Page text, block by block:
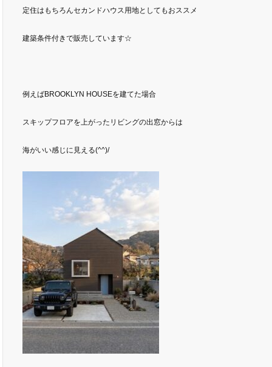
定住はもちろんセカンドハウス用地としてもおススメ
建築条件付きで販売しています☆
例えばBROOKLYN HOUSEを建てた場合
スキップフロアを上がったリビングの出窓からは
海がいい感じに見える(^^)/